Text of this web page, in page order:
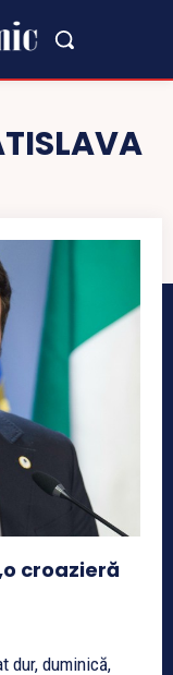
croazieră
dur, duminică,